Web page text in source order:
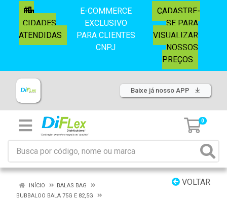
CIDADES
ATENDIDAS
E-COMMERCE
EXCLUSIVO
PARA CLIENTES
CNPJ
CADASTRE-
SE PARA
VISUALIZAR
NOSSOS
PREÇOS
Baixe já nosso APP
0
VOLTAR
INÍCIO
BALAS BAG
BUBBALOO BALA 75G E 82,5G